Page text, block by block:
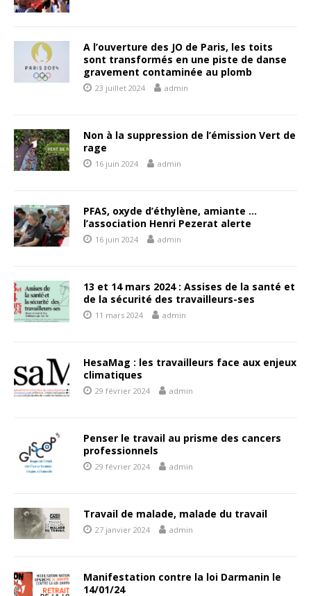
A l’ouverture des JO de Paris, les toits
sont transformés en une piste de danse
gravement contaminée au plomb
23 juillet 2024 admin
Non à la suppression de l’émission Vert de
rage
16 juin 2024 admin
PFAS, oxyde d’éthylène, amiante …
l’association Henri Pezerat alerte
16 juin 2024 admin
13 et 14 mars 2024 : Assises de la santé et
de la sécurité des travailleurs-ses
11 mars 2024 admin
HesaMag : les travailleurs face aux enjeux
climatiques
29 février 2024 admin
Penser le travail au prisme des cancers
professionnels
29 février 2024 admin
Travail de malade, malade du travail
27 janvier 2024 admin
Manifestation contre la loi Darmanin le
14/01/24